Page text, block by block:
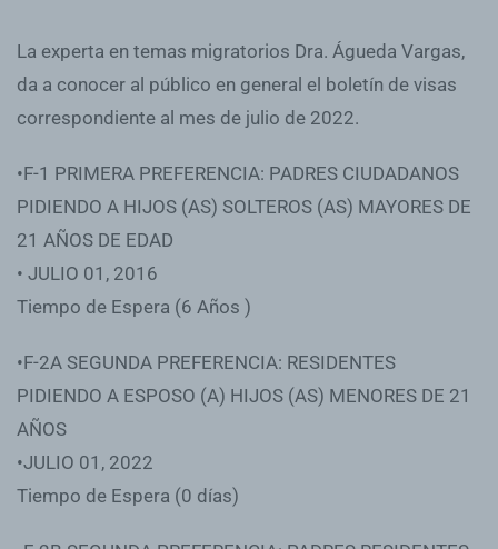
La experta en temas migratorios Dra. Águeda Vargas,
da a conocer al público en general el boletín de visas
correspondiente al mes de julio de 2022.
•F-1 PRIMERA PREFERENCIA: PADRES CIUDADANOS
PIDIENDO A HIJOS (AS) SOLTEROS (AS) MAYORES DE
21 AÑOS DE EDAD
• JULIO 01, 2016
Tiempo de Espera (6 Años )
•F-2A SEGUNDA PREFERENCIA: RESIDENTES
PIDIENDO A ESPOSO (A) HIJOS (AS) MENORES DE 21
AÑOS
•JULIO 01, 2022
Tiempo de Espera (0 días)